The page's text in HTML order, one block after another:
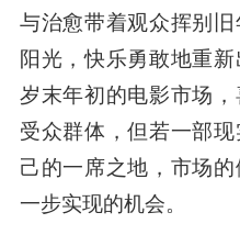
与治愈带着观众挥别
阳光，快乐勇敢地重
岁末年初的电影市场
受众群体，但若一部
己的一席之地，市场
一步实现的机会。